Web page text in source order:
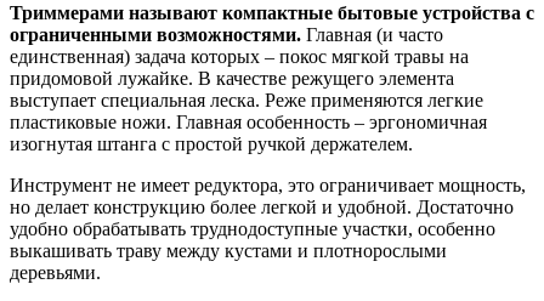
Триммерами называют компактные бытовые устройства с
ограниченными возможностями. Главная (и часто
единственная) задача которых – покос мягкой травы на
придомовой лужайке. В качестве режущего элемента
выступает специальная леска. Реже применяются легкие
пластиковые ножи. Главная особенность – эргономичная
изогнутая штанга с простой ручкой держателем.
Инструмент не имеет редуктора, это ограничивает мощность,
но делает конструкцию более легкой и удобной. Достаточно
удобно обрабатывать труднодоступные участки, особенно
выкашивать траву между кустами и плотнорослыми
деревьями.